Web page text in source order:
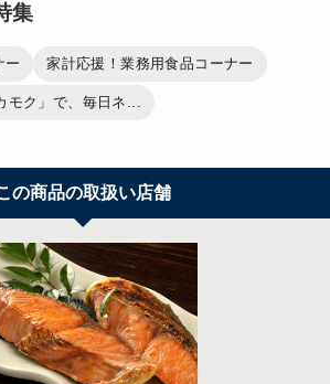
集
ー 家計応援！業務用食品コーナー
モク」で、毎日ネ...
の商品の取扱い店舗